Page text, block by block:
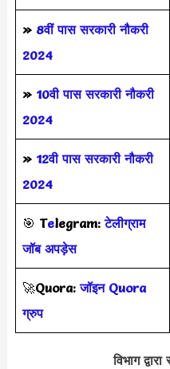
» 8वीं पास सरकारी नौकरी
2024
» 10वी पास सरकारी नौकरी
2024
» 12वी पास सरकारी नौकरी
2024
🎯 Telegram: टेलीग्राम
जॉब अपड़ेस
🚀Quora:जॉइन Quora
ग्रुप
विभाग